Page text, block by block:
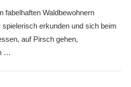
fabelhaften Waldbewohnern
erkunden und sich beim
auf Pirsch gehen,
…